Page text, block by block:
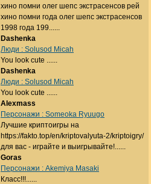
хино помни олег шепс экстрасенсов рей
хино помни года олег шепс экстрасенсов
1998 года 199......
Dashenka
Люди : Solusod Micah
You look cute ......
Dashenka
Люди : Solusod Micah
You look cute ......
Alexmass
Персонажи : Someoka Ryuugo
Лучшие криптоигры на
https://fakto.top/en/kriptovalyuta-2/kriptoigry/
для вас - играйте и выигрывайте!......
Goras
Персонажи : Akemiya Masaki
Класс!!!......